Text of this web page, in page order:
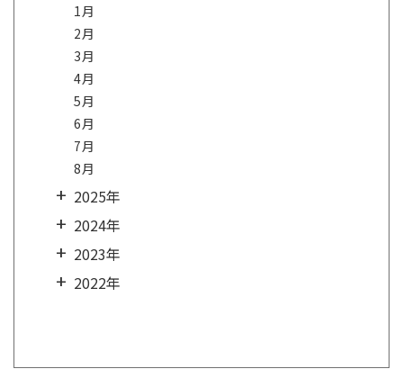
1月
2月
3月
4月
5月
6月
7月
8月
2025年
2024年
2023年
2022年